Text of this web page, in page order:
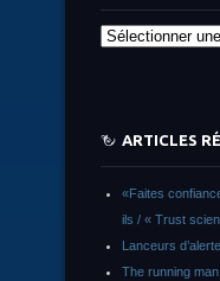
Catégories
ARTICLES
«Faites
ils / « Trust
Lanceurs
The running